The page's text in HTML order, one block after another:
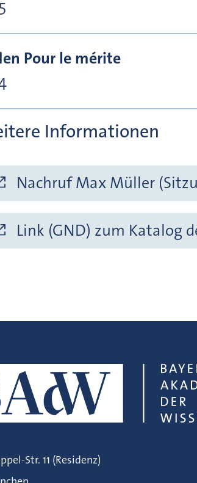
Pour le mérite
Informationen
Nachruf Max Müller
Link (GND) zum Katalog
Str. 11 (Residenz)